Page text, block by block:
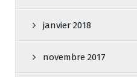
janvier 2018
novembre 2017